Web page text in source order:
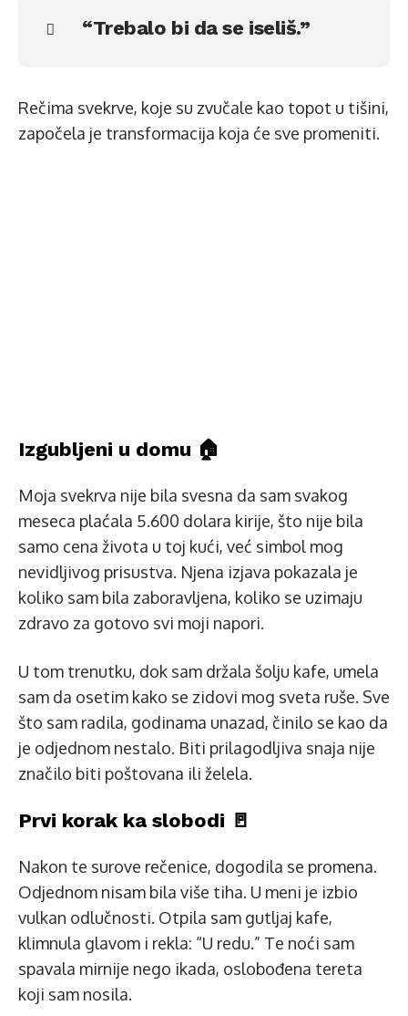
“Trebalo bi da se iseliš.”
Rečima svekrve, koje su zvučale kao topot u tišini,
započela je transformacija koja će sve promeniti.
Izgubljeni u domu 🏠
Moja svekrva nije bila svesna da sam svakog
meseca plaćala 5.600 dolara kirije, što nije bila
samo cena života u toj kući, već simbol mog
nevidljivog prisustva. Njena izjava pokazala je
koliko sam bila zaboravljena, koliko se uzimaju
zdravo za gotovo svi moji napori.
U tom trenutku, dok sam držala šolju kafe, umela
sam da osetim kako se zidovi mog sveta ruše. Sve
što sam radila, godinama unazad, činilo se kao da
je odjednom nestalo. Biti prilagodljiva snaja nije
značilo biti poštovana ili želela.
Prvi korak ka slobodi 🚪
Nakon te surove rečenice, dogodila se promena.
Odjednom nisam bila više tiha. U meni je izbio
vulkan odlučnosti. Otpila sam gutljaj kafe,
klimnula glavom i rekla: “U redu.” Te noći sam
spavala mirnije nego ikada, oslobođena tereta
koji sam nosila.